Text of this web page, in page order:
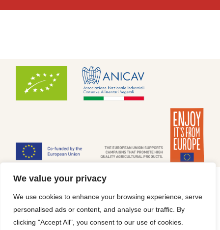
We value your privacy
We use cookies to enhance your browsing experience, serve
personalised ads or content, and analyse our traffic. By
clicking "Accept All", you consent to our use of cookies.
Cookiepolicy|
www.redgoldfromeurope.se
Finansierat av Europeiska unionen. De synpunkter och åsikter som uttrycks är
endast upphovsmannens [upphovsmännens] och utgör inte Europeiska unionens
Europeiska genomförandeorganets for forskning (REA) officiella ståndpunkt.